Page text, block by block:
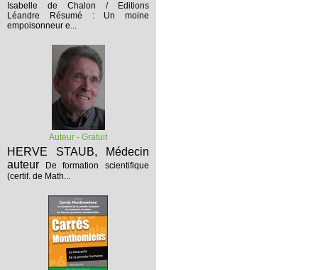
Isabelle de Chalon / Editions
Léandre
Résumé :
Un moine
empoisonneur e...
Auteur - Gratuit
HERVE STAUB, Médecin
auteur
De formation scientifique
(certif. de Math...